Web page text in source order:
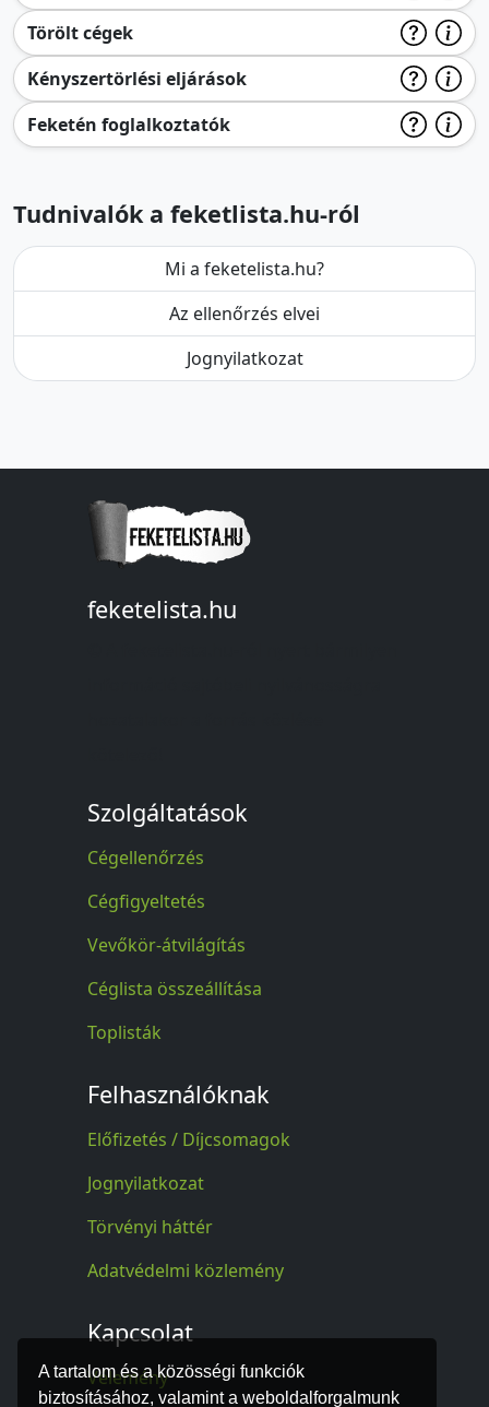
A tartalom és a közösségi funkciók
biztosításához, valamint a weboldalforgalmunk
Törölt cégek
Kényszertörlési eljárások
Feketén foglalkoztatók
Tudnivalók a feketlista.hu-ról
Mi a feketelista.hu?
Az ellenőrzés elvei
Jognyilatkozat
feketelista.hu
Szolgáltatások
Cégellenőrzés
Cégfigyeltetés
Vevőkör-átvilágítás
Céglista összeállítása
Toplisták
Felhasználóknak
Előfizetés / Díjcsomagok
Jognyilatkozat
Törvényi háttér
Adatvédelmi közlemény
Kapcsolat
Vélemény